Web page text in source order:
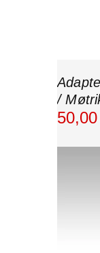
/
50,00